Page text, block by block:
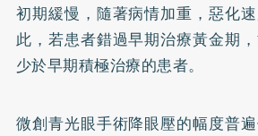
初期緩慢，隨著病情加重，惡化
此，若患者錯過早期治療黃金期
少於早期積極治療的患者。
微創青光眼手術降眼壓的幅度普